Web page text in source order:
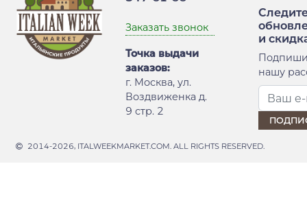
Заказать звонок
Точка выдачи
заказов:
г. Москва, ул.
Воздвиженка д.
9 стр. 2
и
нашу
2014-2026, ITALWEEKMARKET.COM. ALL RIGHTS RESERVED.